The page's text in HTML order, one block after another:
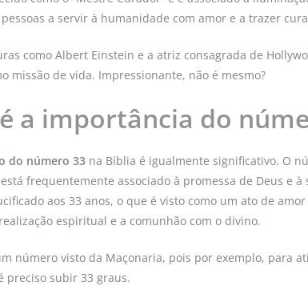
a servir à humanidade com amor e a trazer
como Albert Einstein e a atriz consagrada de
missão de vida. Impressionante, não é mesmo?
a importância do
do número 33 na Bíblia é igualmente significativo. O
frequentemente associado à promessa de Deus e à
aos 33 anos, o que é visto como um ato de
espiritual e a comunhão com o divino.
número visto da Maçonaria, pois por exemplo, para
preciso subir 33 graus.